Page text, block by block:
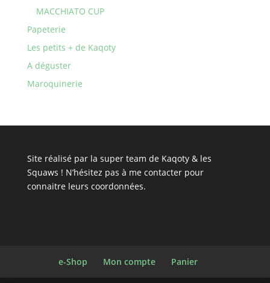
MACCHIATO CUP
Papeterie
Les petits + de Kaqoty
A déguster
Maroquinerie
Site réalisé par la super team de Kaqoty & les
Squaws ! N’hésitez pas à me contacterpour
connaitre leurs coordonnées.
e-Shop Mon compte Panier